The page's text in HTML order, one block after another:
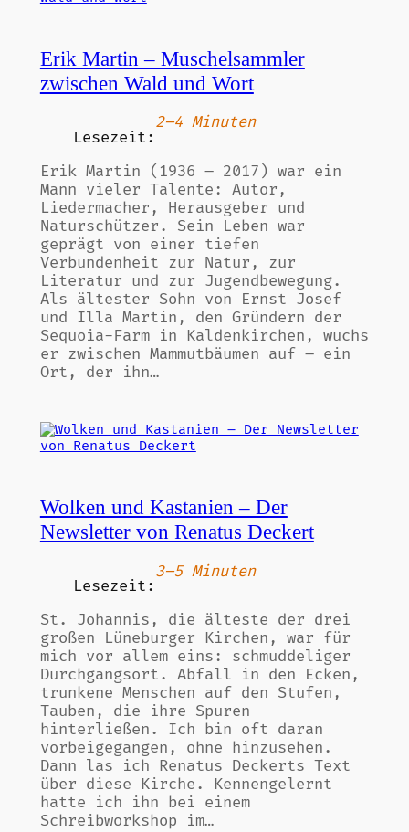
Erik Martin – Muschelsammler
zwischen Wald und Wort
Lesezeit:
2–4 Minuten
Erik Martin (1936 – 2017) war ein
Mann vieler Talente: Autor,
Liedermacher, Herausgeber und
Naturschützer. Sein Leben war
geprägt von einer tiefen
Verbundenheit zur Natur, zur
Literatur und zur Jugendbewegung.
Als ältester Sohn von Ernst Josef
und Illa Martin, den Gründern der
Sequoia-Farm in Kaldenkirchen, wuchs
er zwischen Mammutbäumen auf – ein
Ort, der ihn…
Wolken und Kastanien – Der
Newsletter von Renatus Deckert
Lesezeit:
3–5 Minuten
St. Johannis, die älteste der drei
großen Lüneburger Kirchen, war für
mich vor allem eins: schmuddeliger
Durchgangsort. Abfall in den Ecken,
trunkene Menschen auf den Stufen,
Tauben, die ihre Spuren
hinterließen. Ich bin oft daran
vorbeigegangen, ohne hinzusehen.
Dann las ich Renatus Deckerts Text
über diese Kirche. Kennengelernt
hatte ich ihn bei einem
Schreibworkshop im…